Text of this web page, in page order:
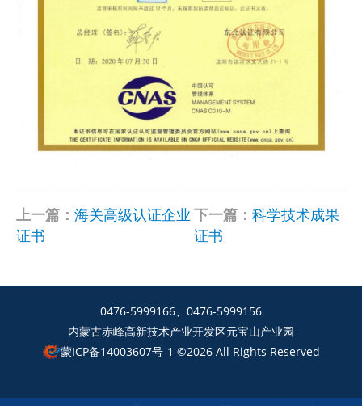
上一篇： 海关高级认证企业
证书
下一篇： 科学技术成果
证书
0476-5999166、0476-5999156
内蒙古赤峰高新技术产业开发区元宝山产业园
蒙ICP备14003607号-1 ©2026 All Rights Reserved